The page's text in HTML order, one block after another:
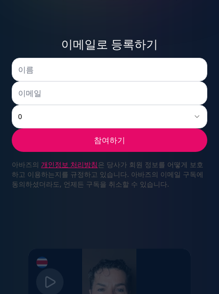
0
1
3
4
8
9
2
30
9 6
7
0
1
1
2
이메일로 등록하기
0
참여하기
아바즈의 개인정보 처리방침은 당사가 회원 정보를 어떻게 보호
하고 이용하는지를 규정하고 있습니다. 아바즈의 이메일 구독에
동의하셨더라도, 언제든 구독을 취소할 수 있습니다.